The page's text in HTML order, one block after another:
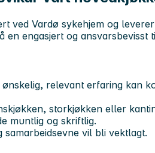
ved Vardø sykehjem og
en engasjert og ansvarsbevisst
relevant erfaring kan
storkjøkken eller
muntlig og skriftlig.
samarbeidsevne vil bli vektlagt.